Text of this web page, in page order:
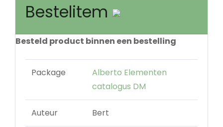
Bestelitem
Besteld product binnen een bestelling
Package
Alberto Elementen
catalogus DM
Auteur Bert